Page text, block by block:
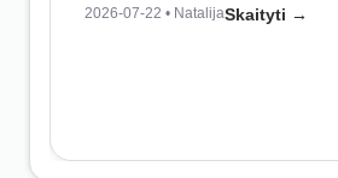
2026-07-22 • NatalijaSkaityti →